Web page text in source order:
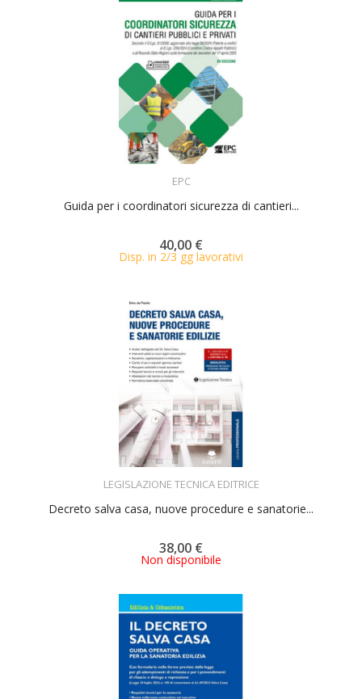
EPC
Guida per i coordinatori sicurezza di cantieri...
40,00 €
Disp. in 2/3 gg lavorativi
LEGISLAZIONE TECNICA EDITRICE
Decreto salva casa, nuove procedure e sanatorie...
38,00 €
Non disponibile